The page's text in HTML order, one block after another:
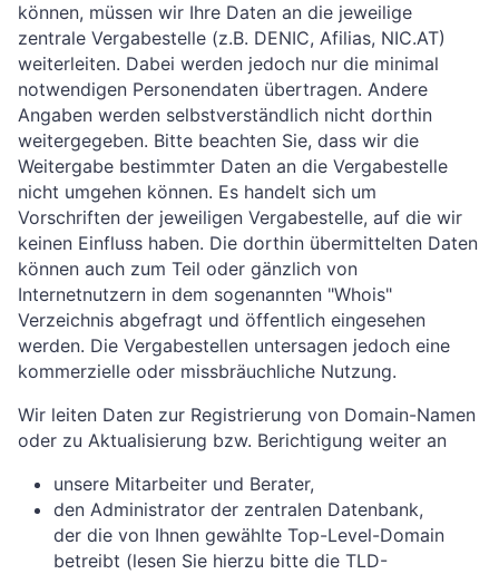
können, müssen wir Ihre Daten an die jeweilige
zentrale Vergabestelle (z.B. DENIC, Afilias, NIC.AT)
weiterleiten. Dabei werden jedoch nur die minimal
notwendigen Personendaten übertragen. Andere
Angaben werden selbstverständlich nicht dorthin
weitergegeben. Bitte beachten Sie, dass wir die
Weitergabe bestimmter Daten an die Vergabestelle
nicht umgehen können. Es handelt sich um
Vorschriften der jeweiligen Vergabestelle, auf die wir
keinen Einfluss haben. Die dorthin übermittelten Daten
können auch zum Teil oder gänzlich von
Internetnutzern in dem sogenannten "Whois"
Verzeichnis abgefragt und öffentlich eingesehen
werden. Die Vergabestellen untersagen jedoch eine
kommerzielle oder missbräuchliche Nutzung.
Wir leiten Daten zur Registrierung von Domain-Namen
oder zu Aktualisierung bzw. Berichtigung weiter an
unsere Mitarbeiter und Berater,
den Administrator der zentralen Datenbank,
der die von Ihnen gewählte Top-Level-Domain
betreibt (lesen Sie hierzu bitte die TLD-